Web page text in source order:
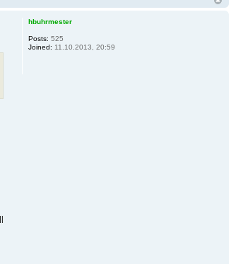
hbuhrmester
Posts: 525
Joined: 11.10.2013, 20:59